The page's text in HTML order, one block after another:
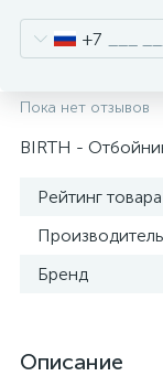
+7
Пока нет отзывов
BIRTH -
Рейтинг товара
Производитель
Бренд
Описание